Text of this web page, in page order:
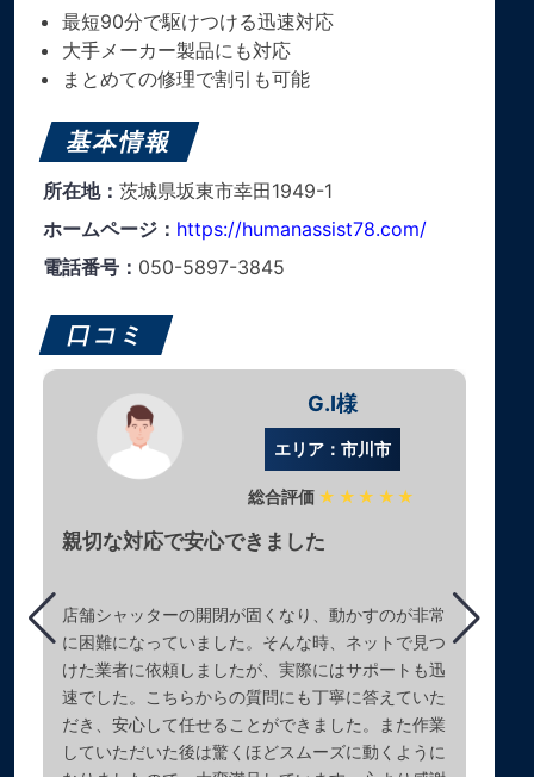
最短90分で駆けつける迅速対応
大手メーカー製品にも対応
まとめての修理で割引も可能
基本情報
所在地： 茨城県坂東市幸田1949-1
ホームページ： https://humanassist78.com/
電話番号： 050-5897-3845
口コミ
G.I様
エリア：市川市
総合評価 ★★★★★
親切な対応で安心できました
店舗シャッターの開閉が固くなり、動かすのが非常
に困難になっていました。そんな時、ネットで見つ
けた業者に依頼しましたが、実際にはサポートも迅
速でした。こちらからの質問にも丁寧に答えていた
だき、安心して任せることができました。また作業
していただいた後は驚くほどスムーズに動くように